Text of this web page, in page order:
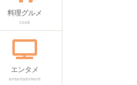
料理グルメ
cook
エンタメ
entertainment